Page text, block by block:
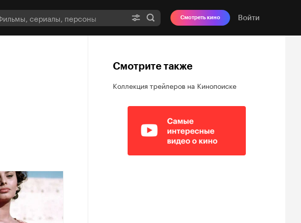
Смотреть кино Войти
Смотрите также
Коллекция трейлеров на Кинопоиске